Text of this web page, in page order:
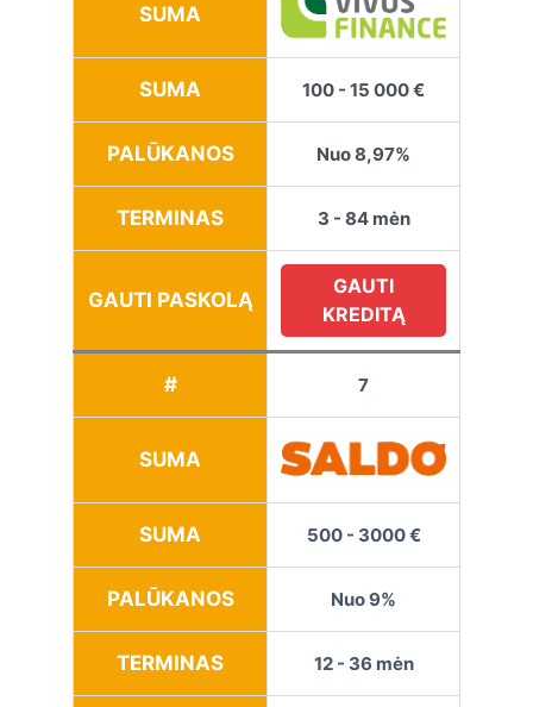
SUMA
SUMA 100 - 15 000 €
PALŪKANOS Nuo 8,97%
TERMINAS 3 - 84 mėn
GAUTI PASKOLĄ
GAUTI
KREDITĄ
# 7
SUMA
SUMA 500 - 3000 €
PALŪKANOS Nuo 9%
TERMINAS 12 - 36 mėn